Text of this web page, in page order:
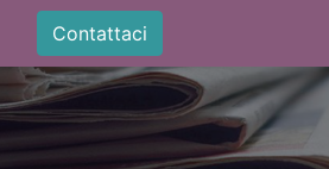
Contattaci